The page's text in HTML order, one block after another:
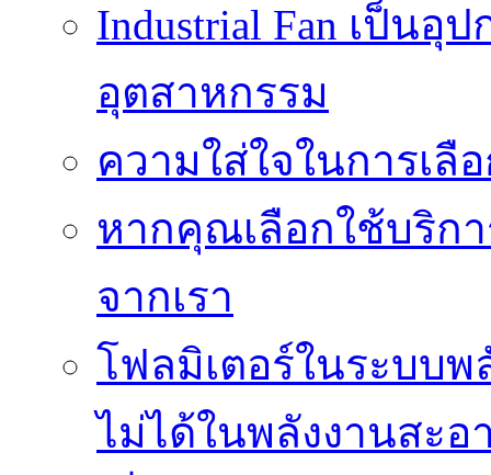
Industrial Fan เป็น
อุตสาหกรรม
ความใส่ใจในการเ
หากคุณเลือกใช้บริก
จากเรา
โฟลมิเตอร์ในระบบ
ไม่ได้ในพลังงานสะอ